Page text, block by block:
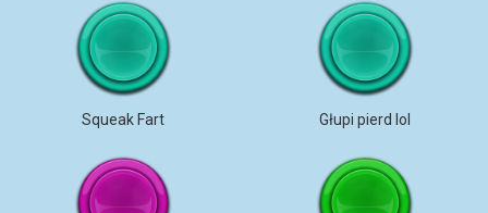
Squeak Fart Głupi pierd lol